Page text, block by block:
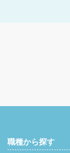
職種から探す